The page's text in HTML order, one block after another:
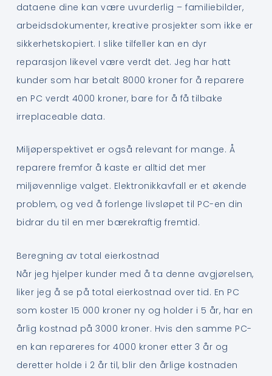
dataene dine kan være uvurderlig – familiebilder,
arbeidsdokumenter, kreative prosjekter som ikke er
sikkerhetskopiert. I slike tilfeller kan en dyr
reparasjon likevel være verdt det. Jeg har hatt
kunder som har betalt 8000 kroner for å reparere
en PC verdt 4000 kroner, bare for å få tilbake
irreplaceable data.
Miljøperspektivet er også relevant for mange. Å
reparere fremfor å kaste er alltid det mer
miljøvennlige valget. Elektronikkavfall er et økende
problem, og ved å forlenge livsløpet til PC-en din
bidrar du til en mer bærekraftig fremtid.
Beregning av total eierkostnad
Når jeg hjelper kunder med å ta denne avgjørelsen,
liker jeg å se på total eierkostnad over tid. En PC
som koster 15 000 kroner ny og holder i 5 år, har en
årlig kostnad på 3000 kroner. Hvis den samme PC-
en kan repareres for 4000 kroner etter 3 år og
deretter holde i 2 år til, blir den årlige kostnaden